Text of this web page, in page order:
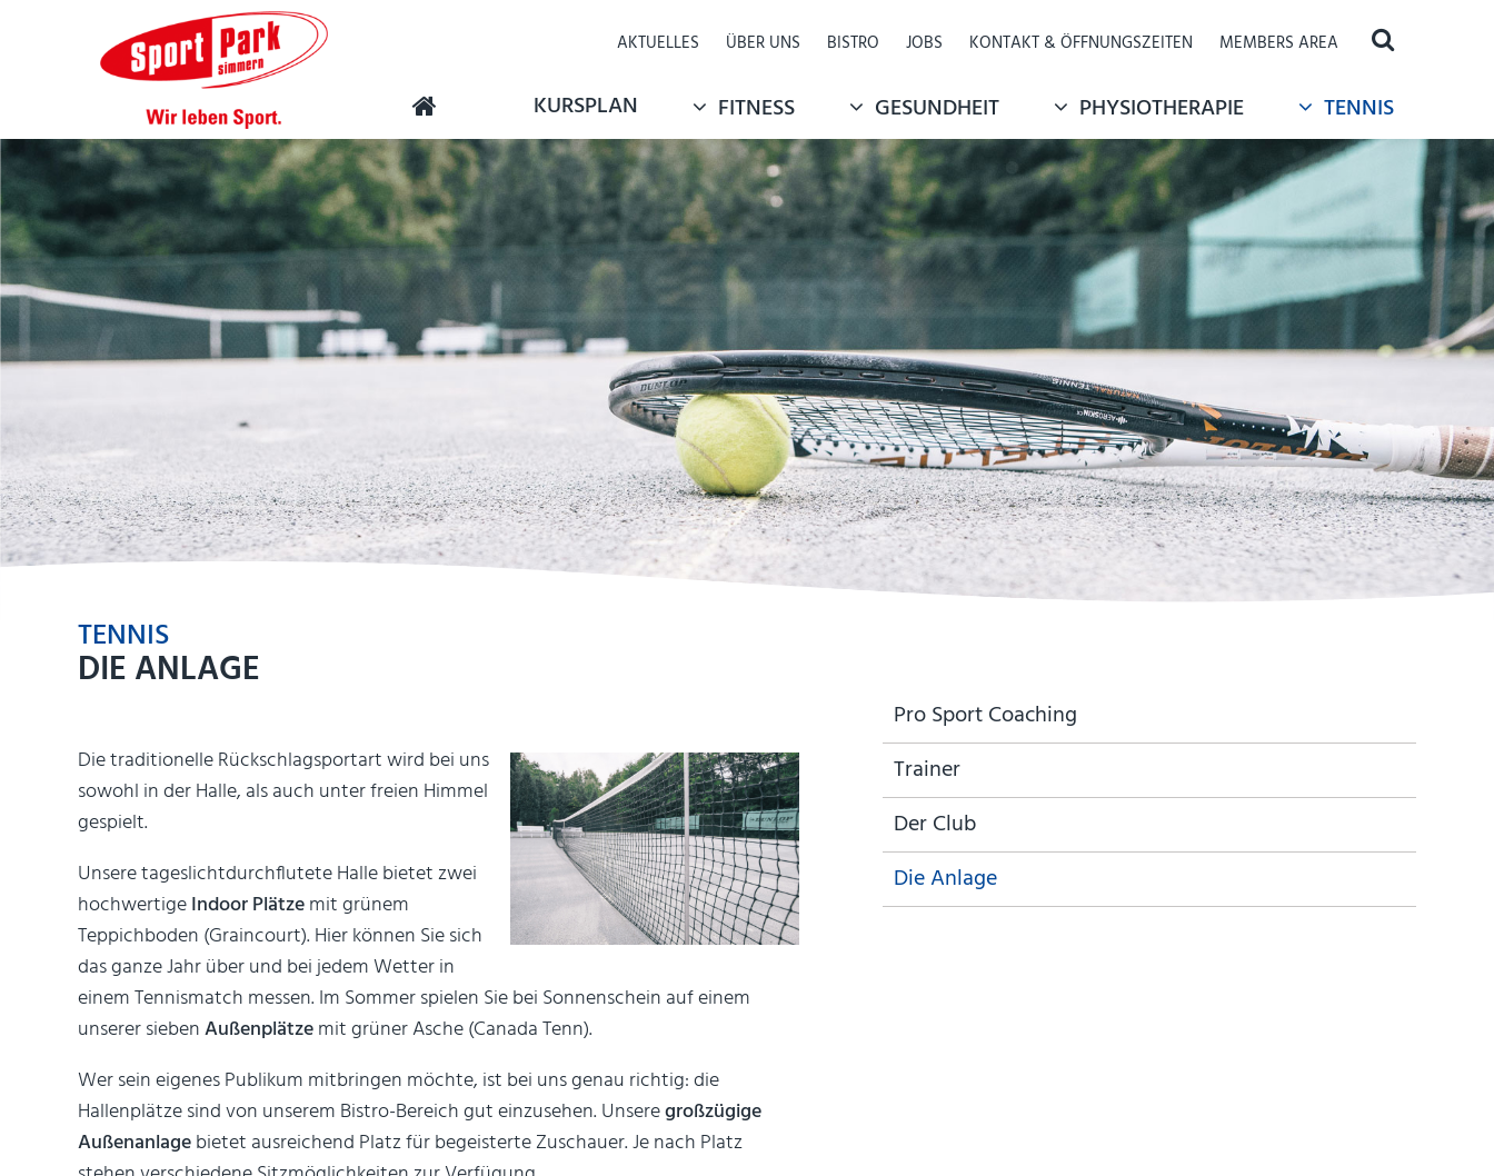
Navigation
AKTUELLES ÜBER UNS BISTRO JOBS KONTAKT & ÖFFNUNGSZEITEN MEMBERS AREA
überspringen
STARTSEITE KURSPLAN FITNESS GESUNDHEIT PHYSIOTHERAPIE TENNIS
TENNIS
DIE ANLAGE
Die traditionelle Rückschlagsportart wird bei uns
sowohl in der Halle, als auch unter freien Himmel
gespielt.
Unsere tageslichtdurchflutete Halle bietet zwei
hochwertigeIndoor Plätzemit grünem
Teppichboden (Graincourt). Hier können Sie sich
das ganze Jahr über und bei jedem Wetter in
einem Tennismatch messen. Im Sommer spielen Sie bei Sonnenschein auf einem
unserer siebenAußenplätzemit grüner Asche (Canada Tenn).
Wer sein eigenes Publikum mitbringen möchte, ist bei uns genau richtig: die
Hallenplätze sind von unserem Bistro-Bereich gut einzusehen. Unseregroßzügige
Außenanlagebietet ausreichend Platz für begeisterte Zuschauer. Je nach Platz
Navigation
überspringen
Pro Sport Coaching
Trainer
Der Club
Die Anlage